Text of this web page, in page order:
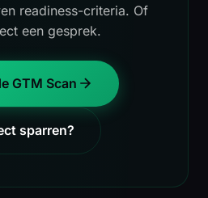
readiness-criteria. Of
een gesprek.
GTM Scan
sparren?